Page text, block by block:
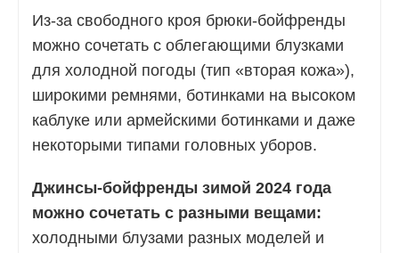
Из-за свободного кроя брюки-бойфренды
можно сочетать с облегающими блузками
для холодной погоды (тип «вторая кожа»),
широкими ремнями, ботинками на высоком
каблуке или армейскими ботинками и даже
некоторыми типами головных уборов.
Джинсы-бойфренды зимой 2024 года
можно сочетать с разными вещами:
холодными блузами разных моделей и